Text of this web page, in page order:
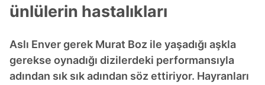
ünlülerin hastalıkları
Aslı Enver gerek Murat Boz ile yaşadığı aşkla
gerekse oynadığı dizilerdeki performansıyla
adından sık sık adından söz ettiriyor. Hayranları